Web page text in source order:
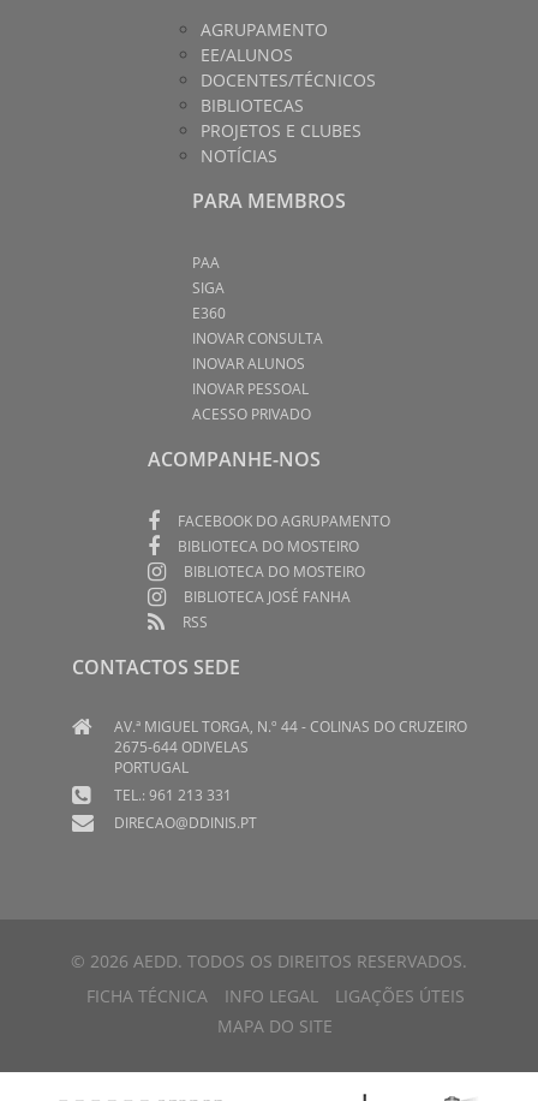
AGRUPAMENTO
EE/ALUNOS
DOCENTES/TÉCNICOS
BIBLIOTECAS
PROJETOS E CLUBES
NOTÍCIAS
PARA MEMBROS
PAA
SIGA
E360
INOVAR CONSULTA
INOVAR ALUNOS
INOVAR PESSOAL
ACESSO PRIVADO
ACOMPANHE-NOS
FACEBOOK DO AGRUPAMENTO
BIBLIOTECA DO MOSTEIRO
BIBLIOTECA DO MOSTEIRO
BIBLIOTECA JOSÉ FANHA
RSS
CONTACTOS SEDE
AV.ª MIGUEL TORGA, N.º 44 - COLINAS DO CRUZEIRO
2675-644 ODIVELAS
PORTUGAL
TEL.: 961 213 331
DIRECAO@DDINIS.PT
© 2026 AEDD. TODOS OS DIREITOS RESERVADOS.
FICHA TÉCNICA
INFO LEGAL
LIGAÇÕES ÚTEIS
MAPA DO SITE